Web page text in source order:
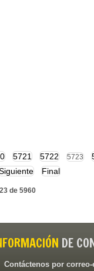
5721 5722 5723
Final
de 5960
DE
Contáctenos por